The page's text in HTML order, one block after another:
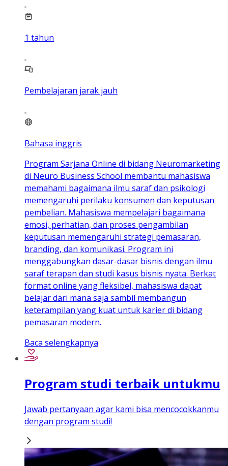
1 tahun
Pembelajaran jarak jauh
Bahasa inggris
Program Sarjana Online di bidang Neuromarketing
di Neuro Business School membantu mahasiswa
memahami bagaimana ilmu saraf dan psikologi
memengaruhi perilaku konsumen dan keputusan
pembelian. Mahasiswa mempelajari bagaimana
emosi, perhatian, dan proses pengambilan
keputusan memengaruhi strategi pemasaran,
branding, dan komunikasi. Program ini
menggabungkan dasar-dasar bisnis dengan ilmu
saraf terapan dan studi kasus bisnis nyata. Berkat
format online yang fleksibel, mahasiswa dapat
belajar dari mana saja sambil membangun
keterampilan yang kuat untuk karier di bidang
pemasaran modern.
Baca selengkapnya
Program studi terbaik untukmu
Jawab pertanyaan agar kami bisa mencocokkanmu
dengan program studi!